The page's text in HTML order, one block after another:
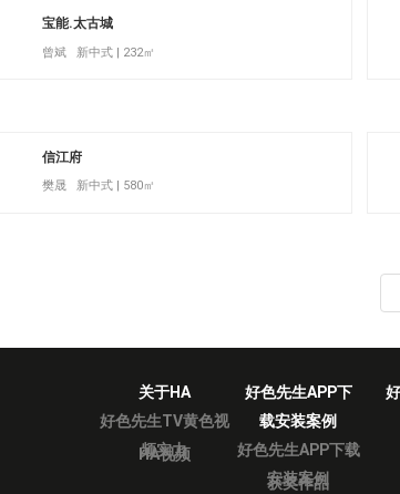
宝能.太古城
曾斌 新中式 | 232㎡
信江府
樊晟 新中式 | 580㎡
关于HA
好色先生TV黄色视
频实力
HA视频
好色先生APP下
载安装案例
好色先生APP下载
安装案例
获奖作品